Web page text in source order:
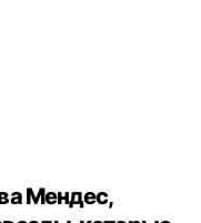
Мендес,